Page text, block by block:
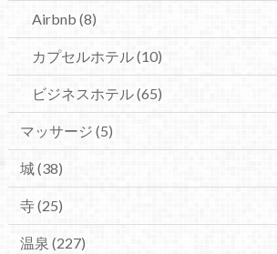
Airbnb (8)
カプセルホテル(10)
ビジネスホテル(65)
マッサージ (5)
城(38)
寺(25)
温泉 (227)